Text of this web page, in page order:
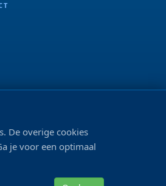
De overige cookies
je voor een optimaal